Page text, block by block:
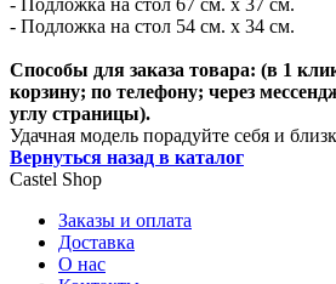
- Подложка на стол 67 см. х 37 см.
- Подложка на стол 54 см. х 34 см.
Способы для заказа товара: (в 1
корзину; по телефону; через
углу страницы).
Удачная модель порадуйте себя и
Вернуться назад в каталог
Castel Shop
Заказы и оплата
Доставка
О нас